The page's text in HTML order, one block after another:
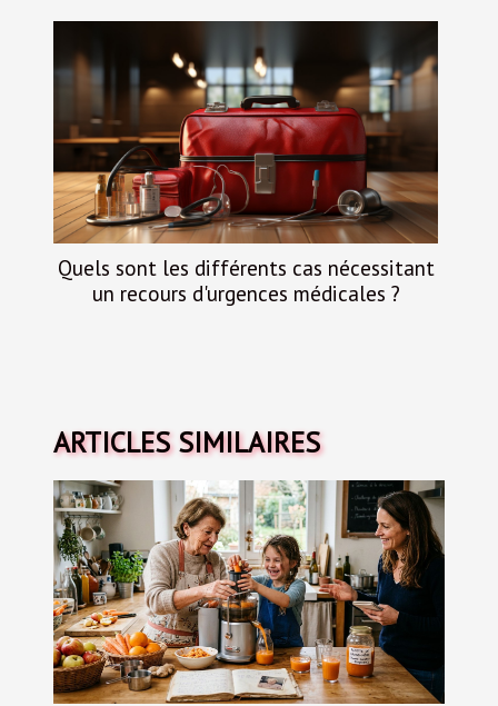
Quels sont les différents cas nécessitant
un recours d'urgences médicales ?
ARTICLES SIMILAIRES